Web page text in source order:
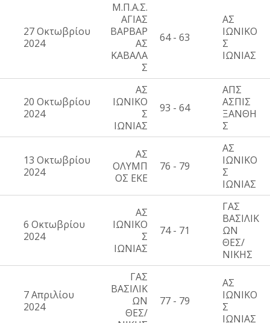
27 Οκτωβρίου
2024
Μ.Π.Α.Σ.
ΑΓΙΑΣ
ΒΑΡΒΑΡ
ΑΣ
ΚΑΒΑΛΑ
Σ
64 - 63
ΑΣ
ΙΩΝΙΚΟ
Σ
ΙΩΝΙΑΣ
20 Οκτωβρίου
2024
ΑΣ
ΙΩΝΙΚΟ
Σ
ΙΩΝΙΑΣ
93 - 64
ΑΠΣ
ΑΣΠΙΣ
ΞΑΝΘΗ
Σ
13 Οκτωβρίου
2024
ΑΣ
ΟΛΥΜΠ
ΟΣ ΕΚΕ
76 - 79
ΑΣ
ΙΩΝΙΚΟ
Σ
ΙΩΝΙΑΣ
6 Οκτωβρίου
2024
ΑΣ
ΙΩΝΙΚΟ
Σ
ΙΩΝΙΑΣ
74 - 71
ΓΑΣ
ΒΑΣΙΛΙΚ
ΩΝ
ΘΕΣ/
ΝΙΚΗΣ
7 Απριλίου
2024
ΓΑΣ
ΒΑΣΙΛΙΚ
ΩΝ
ΘΕΣ/
77 - 79
ΑΣ
ΙΩΝΙΚΟ
Σ
ΙΩΝΙΑΣ